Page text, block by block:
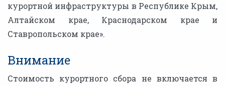
курортной инфраструктуры в Республике Крым,
Алтайском крае, Краснодарском крае и
Ставропольском крае».
Внимание
Стоимость курортного сбора не включается в